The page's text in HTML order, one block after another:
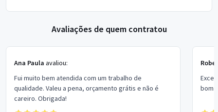
Avaliações de quem contratou
Ana Paula avaliou:
Fui muito bem atendida com um trabalho de
qualidade. Valeu a pena, orçamento grátis e não é
careiro. Obrigada!
bom